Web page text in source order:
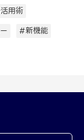
用術
#新機能